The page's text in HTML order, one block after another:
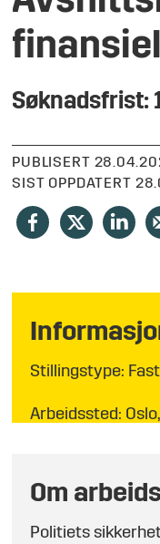
Søknadsfrist:
PUBLISERT
SIST OPPDATERT
Stillingstype: Fast
Arbeidssted:
Om
Politiets